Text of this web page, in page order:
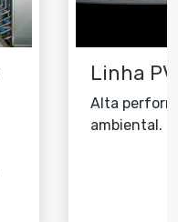
Linha
Alta
ambiental.